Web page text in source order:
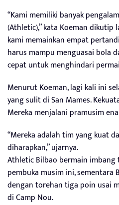
“Kami memiliki banyak
(Athletic),” kata Koeman dikutip
kami memainkan empat
harus mampu menguasai bola
cepat untuk menghindari
Menurut Koeman, lagi kali ini
yang sulit di San Mames.
Mereka menjalani pramusim
“Mereka adalah tim yang kuat
diharapkan,” ujarnya.
Athletic Bilbao bermain imbang
pembuka musim ini, sementara
dengan torehan tiga poin usai
di Camp Nou.